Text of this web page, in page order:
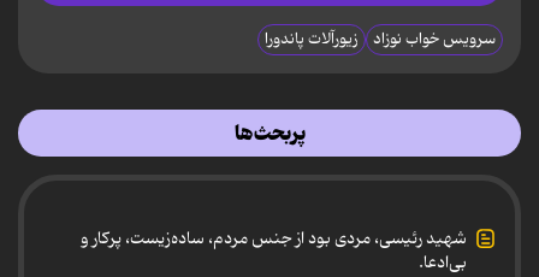
سرویس خواب نوزاد زیورآلات پاندورا
پربحث‌ها
شهید رئیسی، مردی بود از جنس مردم، ساده‌زیست، پرکار و
بی‌ادعا.